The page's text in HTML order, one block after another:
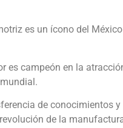
es un ícono del
es campeón en la
de conocimientos
de la